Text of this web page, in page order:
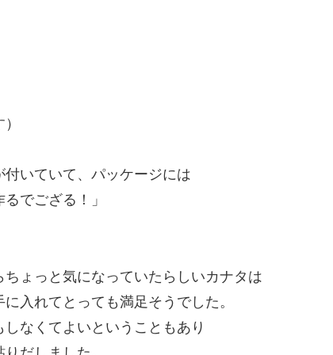
いていて、パッケージには
でござる！」
ちょっと気になっていたらしいカナタは
入れてとっても満足そうでした。
なくてよいということもあり